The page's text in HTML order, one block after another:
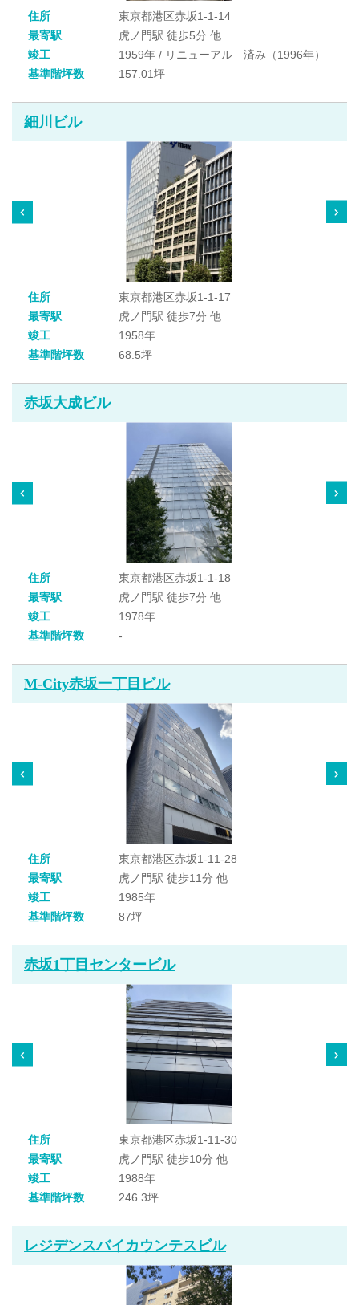
住所
東京都港区赤坂1-1-14
最寄駅
虎ノ門駅 徒歩5分 他
竣工
1959年 / リニューアル 済み（1996年）
基準階坪数
157.01坪
細川ビル
住所
東京都港区赤坂1-1-17
最寄駅
虎ノ門駅 徒歩7分 他
竣工
1958年
基準階坪数
68.5坪
赤坂大成ビル
住所
東京都港区赤坂1-1-18
最寄駅
虎ノ門駅 徒歩7分 他
竣工
1978年
基準階坪数
-
M-City赤坂一丁目ビル
住所
東京都港区赤坂1-11-28
最寄駅
虎ノ門駅 徒歩11分 他
竣工
1985年
基準階坪数
87坪
赤坂1丁目センタービル
住所
東京都港区赤坂1-11-30
最寄駅
虎ノ門駅 徒歩10分 他
竣工
1988年
基準階坪数
246.3坪
レジデンスバイカウンテスビル